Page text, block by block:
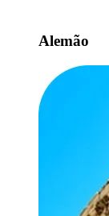
Alemão